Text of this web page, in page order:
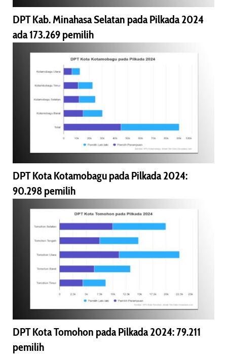
DPT Kab. Minahasa Selatan pada Pilkada 2024
ada 173.269 pemilih
DPT Kota Kotamobagu pada Pilkada 2024:
90.298 pemilih
DPT Kota Tomohon pada Pilkada 2024: 79.211
pemilih